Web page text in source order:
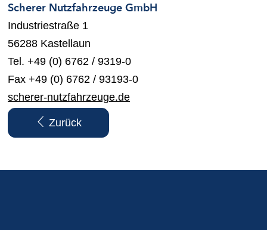
Scherer Nutzfahrzeuge GmbH
Industriestraße 1
56288 Kastellaun
Tel. +49 (0) 6762 / 9319-0
Fax +49 (0) 6762 / 93193-0
scherer-nutzfahrzeuge.de
Zurück